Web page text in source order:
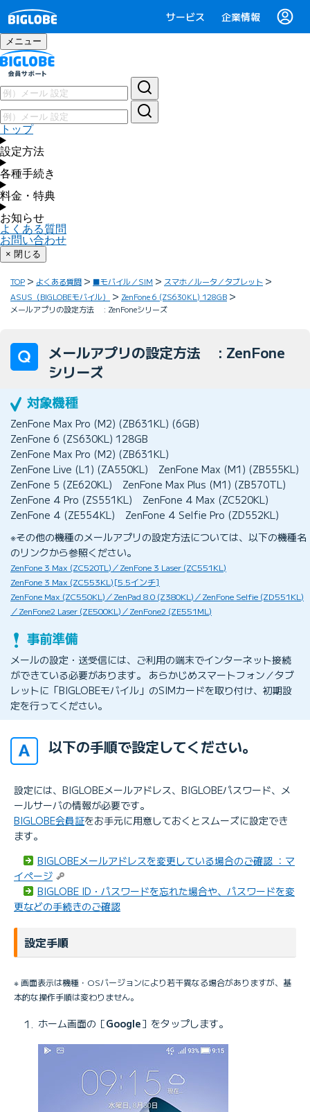
サービス 企業情報
メニュー
トップ
設定方法
各種手続き
料金・特典
お知らせ
よくある質問
お問い合わせ
× 閉じる
TOP よくある質問 ■モバイル／SIM
スマホ／ルータ／タブレット
ASUS（BIGLOBEモバイル）
ZenFone 6 (ZS630KL) 128GB
メールアプリの設定方法 : ZenFoneシリーズ
メールアプリの設定方法 : ZenFone
シリーズ
ZenFone Max Pro (M2) (ZB631KL) (6GB)
ZenFone 6 (ZS630KL) 128GB
ZenFone Max Pro (M2) (ZB631KL)
ZenFone Live (L1) (ZA550KL)
ZenFone Max (M1) (ZB555KL)
ZenFone 5 (ZE620KL)
ZenFone Max Plus (M1) (ZB570TL)
ZenFone 4 Pro (ZS551KL)
ZenFone 4 Max (ZC520KL)
ZenFone 4 (ZE554KL)
ZenFone 4 Selfie Pro (ZD552KL)
※その他の機種のメールアプリの設定方法については、以下の機種名
のリンクから参照ください。
ZenFone 3 Max (ZC520TL)／ZenFone 3 Laser (ZC551KL)
ZenFone 3 Max (ZC553KL)[5.5インチ]
ZenFone Max (ZC550KL)／ZenPad 8.0 (Z380KL)／ZenFone Selfie (ZD551KL)
／ZenFone2 Laser (ZE500KL)／ZenFone2 (ZE551ML)
メールの設定・送受信には、ご利用の端末でインターネット接続
ができている必要があります。 あらかじめスマートフォン／タブ
レットに「BIGLOBEモバイル」のSIMカードを取り付け、初期設
定を行ってください。
以下の手順で設定してください。
設定には、BIGLOBEメールアドレス、BIGLOBEパスワード、メ
ールサーバの情報が必要です。
BIGLOBE会員証をお手元に用意しておくとスムーズに設定でき
ます。
BIGLOBEメールアドレスを変更している場合のご確認 ：マ
イページ
BIGLOBE ID・パスワードを忘れた場合や、パスワードを変
更などの手続きのご確認
設定手順
※ 画面表示は機種・OSバージョンにより若干異なる場合がありますが、基
本的な操作手順は変わりません。
ホーム画面の［Google］をタップします。